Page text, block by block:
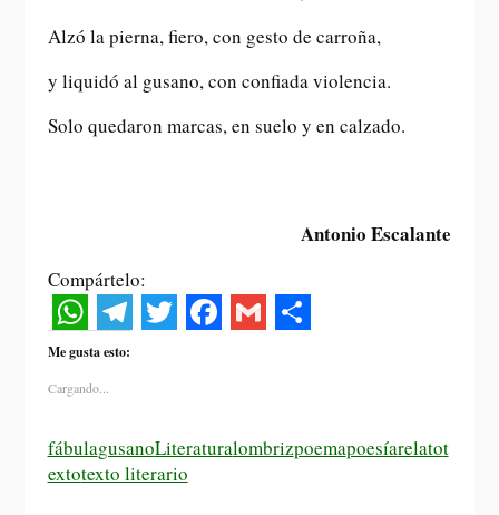
Alzó la pierna, fiero, con gesto de carroña,
y liquidó al gusano, con confiada violencia.
Solo quedaron marcas, en suelo y en calzado.
Antonio Escalante
Compártelo:
W
h
t
s
T
e
e
g
t
t
e
b
i r
Me gusta esto:
Cargando...
fábulagusanoLiteraturalombrizpoemapoesíarelatot
extotexto literario